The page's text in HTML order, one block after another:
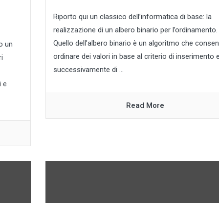
un
e
Riporto qui un classico dell’informatica di base: la
realizzazione di un albero binario per l’ordinamento.
Quello dell’albero binario è un algoritmo che
ordinare dei valori in base al criterio di inserimento
successivamente di ...
Read More